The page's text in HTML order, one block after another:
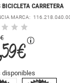
BICICLETA CARRETERA
MARCA:
€
disponibles